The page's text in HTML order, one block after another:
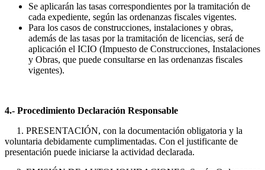
Se aplicarán las tasas correspondientes por la tramitación de
cada expediente, según las ordenanzas fiscales vigentes.
Para los casos de construcciones, instalaciones y obras,
además de las tasas por la tramitación de licencias, será de
aplicación el ICIO (Impuesto de Construcciones, Instalaciones
y Obras, que puede consultarse en las ordenanzas fiscales
vigentes).
4.- Procedimiento Declaración Responsable
1. PRESENTACIÓN, con la documentación obligatoria y la
voluntaria debidamente cumplimentadas. Con el justificante de
presentación puede iniciarse la actividad declarada.